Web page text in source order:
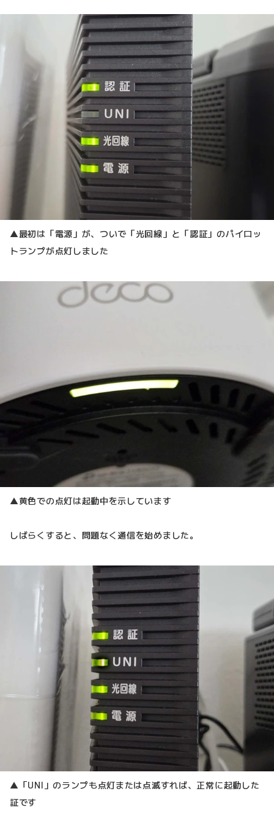
▲最初は「電源」が、ついで「光回線」と「認証」のパイロッ
トランプが点灯しました
▲黄色での点灯は起動中を示しています
しばらくすると、問題なく通信を始めました。
▲「UNI」のランプも点灯または点滅すれば、正常に起動した
証です